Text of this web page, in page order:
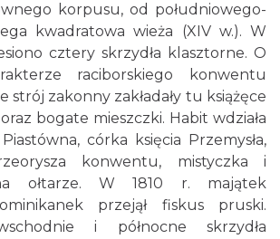
korpusu, od południowego-
kwadratowa wieża (XIV w.). W
cztery skrzydła klasztorne. O
raciborskiego konwentu
strój zakonny zakładały tu książęce
bogate mieszczki. Habit wdziała
córka księcia Przemysła,
konwentu, mistyczka i
ołtarze. W 1810 r. majątek
przejął fiskus pruski.
i północne skrzydła